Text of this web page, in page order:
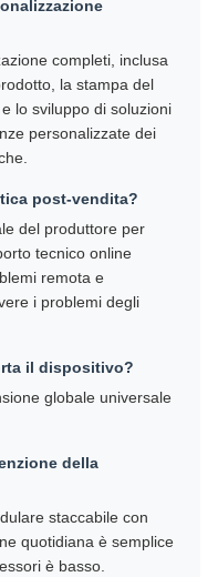
completi, inclusa
la stampa del
lo sviluppo di soluzioni
personalizzate dei
post-vendita?
del produttore per
tecnico online
remota e
i problemi degli
il dispositivo?
globale universale
della
staccabile con
quotidiana è semplice
è basso.